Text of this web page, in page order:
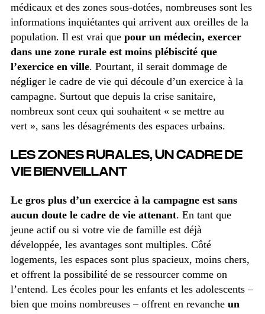
médicaux et des zones sous-dotées, nombreuses sont les
informations inquiétantes qui arrivent aux oreilles de la
population. Il est vrai que pour un médecin, exercer
dans une zone rurale est moins plébiscité que
l’exercice en ville. Pourtant, il serait dommage de
négliger le cadre de vie qui découle d’un exercice à la
campagne. Surtout que depuis la crise sanitaire,
nombreux sont ceux qui souhaitent « se mettre au
vert », sans les désagréments des espaces urbains.
LES ZONES RURALES, UN CADRE DE
VIE BIENVEILLANT
Le gros plus d’un exercice à la campagne est sans
aucun doute le cadre de vie attenant. En tant que
jeune actif ou si votre vie de famille est déjà
développée, les avantages sont multiples. Côté
logements, les espaces sont plus spacieux, moins chers,
et offrent la possibilité de se ressourcer comme on
l’entend. Les écoles pour les enfants et les adolescents –
bien que moins nombreuses – offrent en revanche un